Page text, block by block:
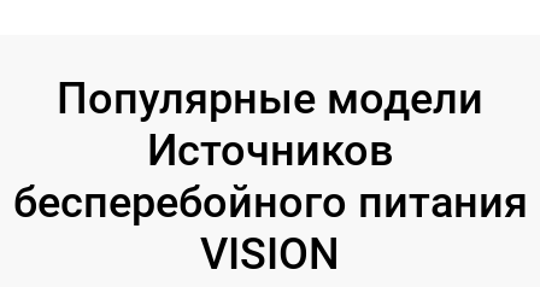
Популярные модели
Источников
бесперебойного питания
VISION